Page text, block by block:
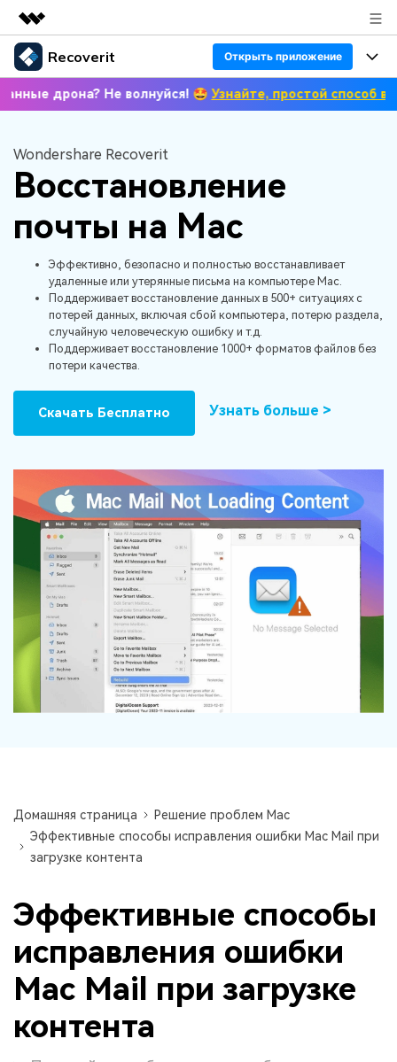
Рекомендуемые продукты
Цифровая креативность AIGC
Бизнес
Решения
О нас
Новости
Покупка
Поддержка
Recoverit Открыть приложение
Продукты
Восстановление фото/видео/аудио
Другие продукты Recoverit
Особенности
Восстановление медиафайлов
Восстановление документов
Восстановление с устройств
УЗНАЙТЕ ОБО ВСЕХ ФУНКЦИЯХ
Блог
Решение проблем с файлами
Решение проблем с компьютером
Решения для устройств хранения данных
Решения для резервного копирования
НАЙТИ БОЛЬШЕ РЕШЕНИЙ
Помощь
Руководство пользователя
Справочный центр
СКАЧАТЬ БЕСПЛАТНО Войти
Поиск
Не волнуйся! 🤩Узнайте, простой способ
Wondershare Recoverit
Восстановление
почты на Mac
Эффективно, безопасно и полностью восстанавливает
удаленные или утерянные письма на компьютере Mac.
Поддерживает восстановление данных в 500+ ситуациях с
потерей данных, включая сбой компьютера, потерю раздела,
случайную человеческую ошибку и т.д.
Поддерживает восстановление 1000+ форматов файлов без
потери качества.
Скачать Бесплатно Узнать больше >
Домашняя страница
Решение проблем Mac
Эффективные способы исправления ошибки Mac Mail при
загрузке контента
Эффективные способы
исправления ошибки
Mac Mail при загрузке
контента